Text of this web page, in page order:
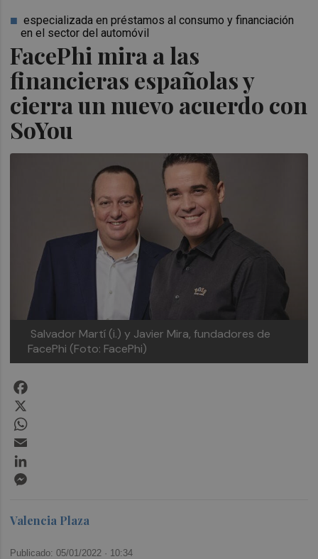
FacePhi mira a las
financieras españolas y
cierra un nuevo acuerdo con
SoYou
especializada en préstamos al consumo y financiación
en el sector del automóvil
Salvador Martí (i.) y Javier Mira, fundadores de
FacePhi (Foto: FacePhi)
Valencia Plaza
Publicado: 05/01/2022 · 10:34